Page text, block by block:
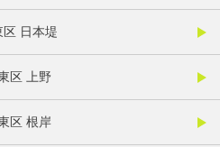
区 日本堤
区 上野
区 根岸